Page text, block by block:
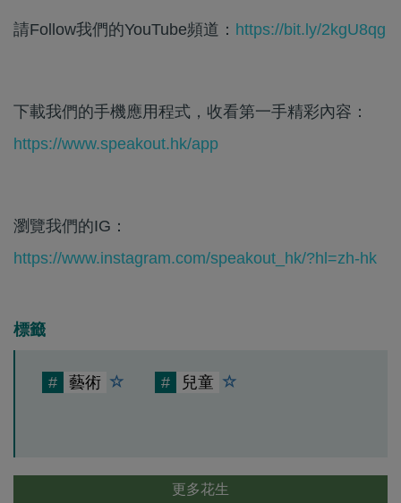
請Follow我們的YouTube頻道： https://bit.ly/2kgU8qg
下載我們的手機應用程式，收看第一手精彩內容：
https://www.speakout.hk/app
瀏覽我們的IG：
https://www.instagram.com/speakout_hk/?hl=zh-hk
標籤
# 藝術 # 兒童
更多花生